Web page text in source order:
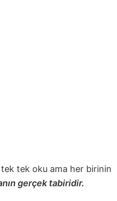
tek oku ama her birinin
gerçek tabiridir.